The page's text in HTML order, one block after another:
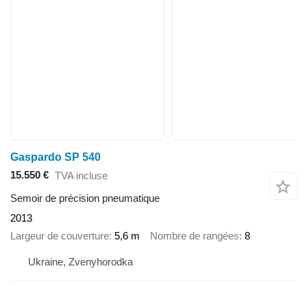
Gaspardo SP 540
15.550 € TVA incluse
Semoir de précision pneumatique
2013
Largeur de couverture 5,6 m Nombre de rangées 8
Ukraine, Zvenyhorodka